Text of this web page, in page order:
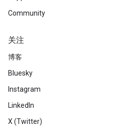
Community
关注
博客
Bluesky
Instagram
LinkedIn
X (Twitter)